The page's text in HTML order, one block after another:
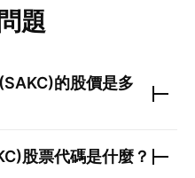
題
的股價是多
股票代碼是什麼？